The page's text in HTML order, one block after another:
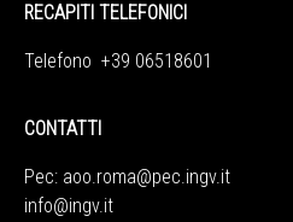
RECAPITI TELEFONICI
Telefono +39 06518601
CONTATTI
Pec: aoo.roma@pec.ingv.it
info@ingv.it